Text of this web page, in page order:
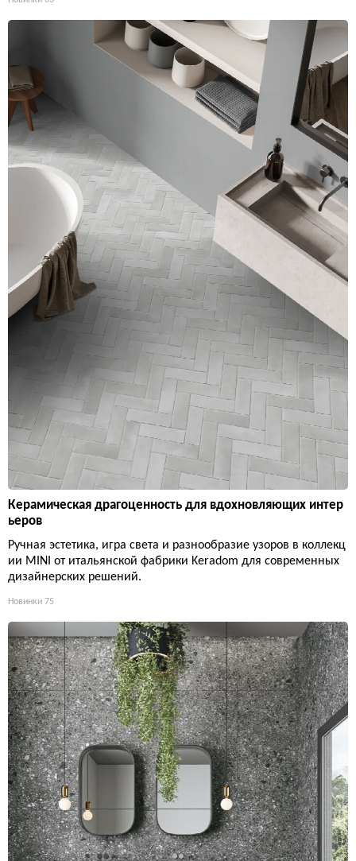
Керамическая драгоценность для вдохновляющих интер
ьеров
Ручная эстетика, игра света и разнообразие узоров в коллекц
ии MINI от итальянской фабрики Keradom для современных
дизайнерских решений.
Новинки 75